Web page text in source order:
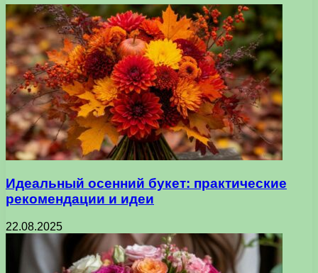
Идеальный осенний букет: практические
рекомендации и идеи
22.08.2025